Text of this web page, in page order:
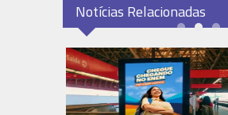
Notícias Relacionadas